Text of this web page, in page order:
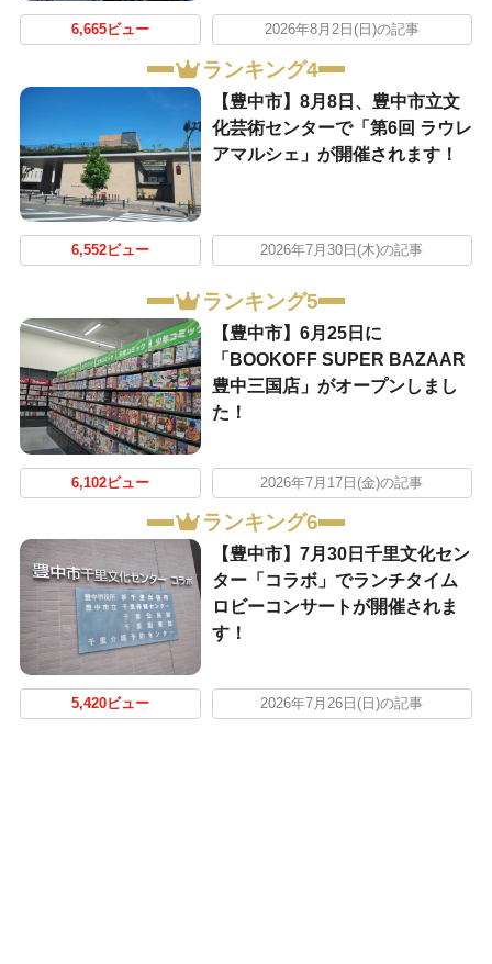
6,665ビュー 2026年8月2日(日)の記事
ランキング4
【豊中市】8月8日、豊中市立文
化芸術センターで「第6回 ラウレ
アマルシェ」が開催されます！
6,552ビュー 2026年7月30日(木)の記事
ランキング5
【豊中市】6月25日に
「BOOKOFF SUPER BAZAAR
豊中三国店」がオープンしまし
た！
6,102ビュー 2026年7月17日(金)の記事
ランキング6
【豊中市】7月30日千里文化セン
ター「コラボ」でランチタイム
ロビーコンサートが開催されま
す！
5,420ビュー 2026年7月26日(日)の記事